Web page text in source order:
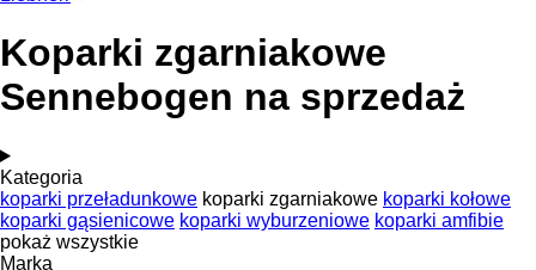
Koparki zgarniakowe
Sennebogen na sprzedaż
Kategoria
koparki przeładunkowe koparki zgarniakowe koparki kołowe
koparki gąsienicowe koparki wyburzeniowe koparki amfibie
pokaż wszystkie
Marka